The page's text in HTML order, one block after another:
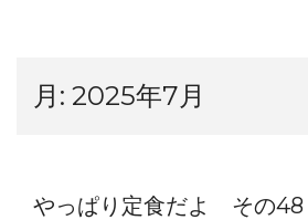
月: 2025年7月
やっぱり定食だよ その48